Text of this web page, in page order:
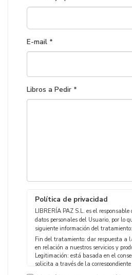
E-mail *
Libros a Pedir *
Política de privacidad
LIBRERÍA PAZ S.L. es el
datos personales del Usuario, por lo
siguiente información del tratamiento:
Fin del tratamiento: dar respuesta a
en relación a nuestros servicios y
Legitimación: está basada en el
solicita a través de la